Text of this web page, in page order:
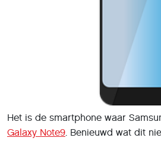
Het is de smartphone waar
Galaxy Note9. Benieuwd wat dit